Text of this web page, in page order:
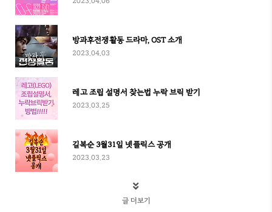
방과후전쟁활동 드라마, OST 소개
2023.04.03
레고 조립 설명서 찾는법 누락 브릭 받기
2023.03.25
길복순 3월31일 넷플릭스 공개
2023.03.23
글 더보기